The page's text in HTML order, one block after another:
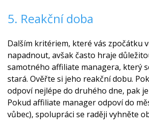
5. Reakční doba
Dalším kritériem, které vás zpočátku
napadnout, avšak často hraje
samotného affiliate managera, který
stará. Ověřte si jeho reakční dobu.
odpoví nejlépe do druhého dne, pak
Pokud affiliate manager odpoví do
vůbec), spolupráci se raději vyhněte